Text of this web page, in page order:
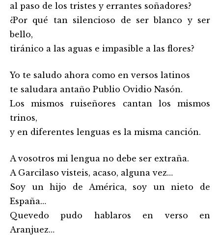
al paso de los tristes y errantes soñadores?
¿Por qué tan silencioso de ser blanco y ser
bello,
tiránico a las aguas e impasible a las flores?
Yo te saludo ahora como en versos latinos
te saludara antaño Publio Ovidio Nasón.
Los mismos ruiseñores cantan los mismos
trinos,
y en diferentes lenguas es la misma canción.
A vosotros mi lengua no debe ser extraña.
A Garcilaso visteis, acaso, alguna vez…
Soy un hijo de América, soy un nieto de
España…
Quevedo pudo hablaros en verso en
Aranjuez…